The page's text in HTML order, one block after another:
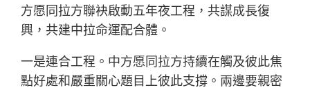
方愿同拉方聯袂啟動五年夜工程，共謀成長復
興，共建中拉命運配合體。
一是連合工程。中方愿同拉方持續在觸及彼此焦
點好處和嚴重關心題目上彼此支撐。兩邊要親密